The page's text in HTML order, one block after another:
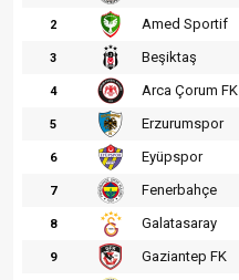
2 Amed Sportif
3 Beşiktaş
4 Arca Çorum FK
5 Erzurumspor
6 Eyüpspor
7 Fenerbahçe
8 Galatasaray
9 Gaziantep FK